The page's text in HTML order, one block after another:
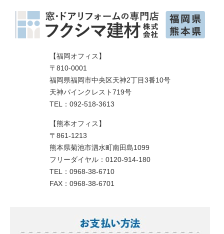
【福岡オフィス】
〒810-0001
福岡県福岡市中央区天神2丁目3番10号
天神パインクレスト719号
TEL：092-518-3613
【熊本オフィス】
〒861-1213
熊本県菊池市泗水町南田島1099
フリーダイヤル：0120-914-180
TEL：0968-38-6710
FAX：0968-38-6701